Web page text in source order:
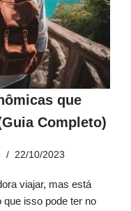
que
Completo)
22/10/2023
viajar, mas está
isso pode ter no